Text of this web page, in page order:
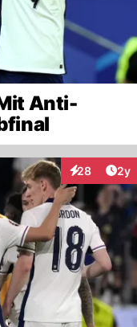
Anti-
28
Interaktionen
2y